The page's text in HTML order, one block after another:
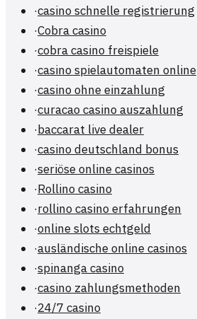
·casino schnelle registrierung
·Cobra casino
·cobra casino freispiele
·casino spielautomaten online
·casino ohne einzahlung
·curacao casino auszahlung
·baccarat live dealer
·casino deutschland bonus
·seriöse online casinos
·Rollino casino
·rollino casino erfahrungen
·online slots echtgeld
·ausländische online casinos
·spinanga casino
·casino zahlungsmethoden
·24/7 casino